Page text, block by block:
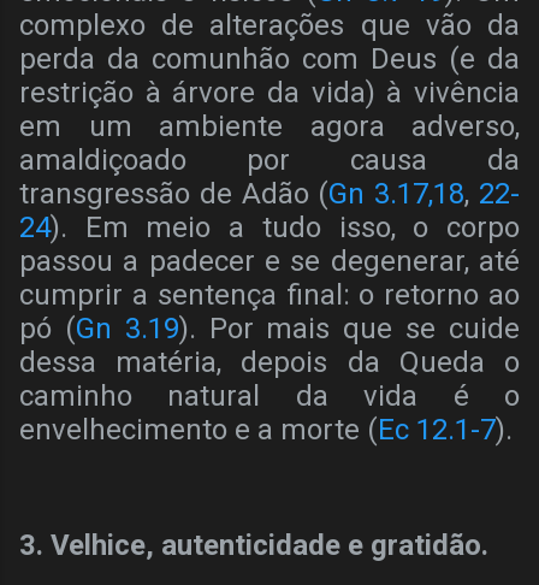
complexo de alterações que vão da
perda da comunhão com Deus (e da
restrição à árvore da vida) à vivência
em um ambiente agora adverso,
amaldiçoado por causa da
transgressão de Adão (Gn 3.17,18, 22-
24). Em meio a tudo isso, o corpo
passou a padecer e se degenerar, até
cumprir a sentença final: o retorno ao
pó (Gn 3.19). Por mais que se cuide
dessa matéria, depois da Queda o
caminho natural da vida é o
envelhecimento e a morte (Ec 12.1-7).
3. Velhice, autenticidade e gratidão.